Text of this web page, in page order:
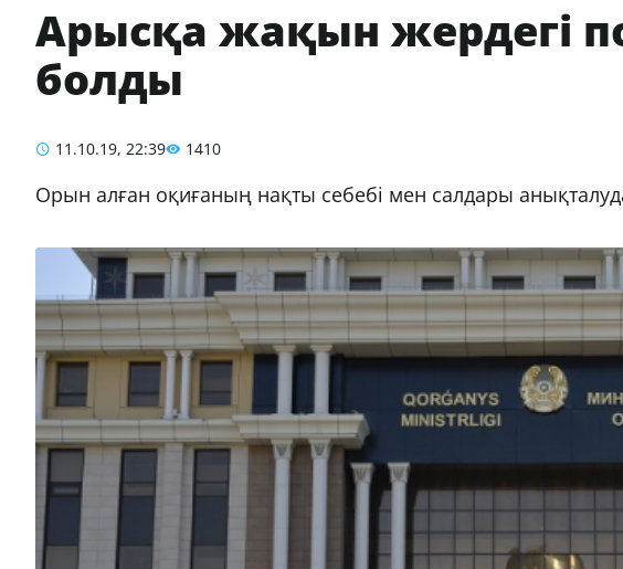
Арысқа жақын жердегі
болды
11.10.19, 22:39 1410
Орын алған оқиғаның нақты себебі мен салдары